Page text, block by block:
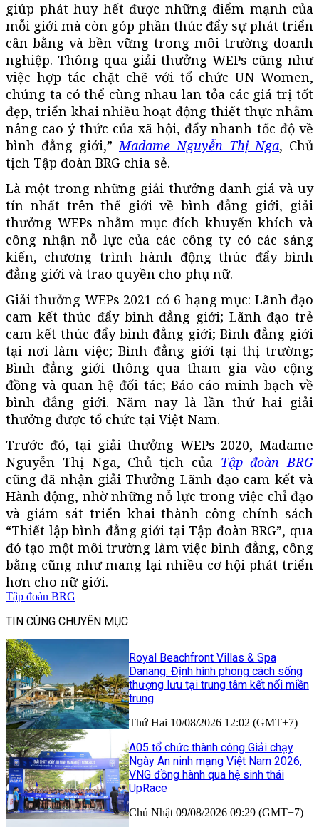
giúp phát huy hết được những điểm mạnh của
mỗi giới mà còn góp phần thúc đẩy sự phát triển
cân bằng và bền vững trong môi trường doanh
nghiệp. Thông qua giải thưởng WEPs cũng như
việc hợp tác chặt chẽ với tổ chức UN Women,
chúng ta có thể cùng nhau lan tỏa các giá trị tốt
đẹp, triển khai nhiều hoạt động thiết thực nhằm
nâng cao ý thức của xã hội, đẩy nhanh tốc độ về
bình đẳng giới,”Madame Nguyễn Thị Nga, Chủ
tịch Tập đoàn BRG chia sẻ.
Là một trong những giải thưởng danh giá và uy
tín nhất trên thế giới về bình đẳng giới, giải
thưởng WEPs nhằm mục đích khuyến khích và
công nhận nỗ lực của các công ty có các sáng
kiến, chương trình hành động thúc đẩy bình
đẳng giới và trao quyền cho phụ nữ.
Giải thưởng WEPs 2021 có 6 hạng mục: Lãnh đạo
cam kết thúc đẩy bình đẳng giới; Lãnh đạo trẻ
cam kết thúc đẩy bình đẳng giới; Bình đẳng giới
tại nơi làm việc; Bình đẳng giới tại thị trường;
Bình đẳng giới thông qua tham gia vào cộng
đồng và quan hệ đối tác; Báo cáo minh bạch về
bình đẳng giới. Năm nay là lần thứ hai giải
thưởng được tổ chức tại Việt Nam.
Trước đó, tại giải thưởng WEPs 2020, Madame
Nguyễn Thị Nga, Chủ tịch của Tập đoàn BRG
cũng đã nhận giải Thưởng Lãnh đạo cam kết và
Hành động, nhờ những nỗ lực trong việc chỉ đạo
và giám sát triển khai thành công chính sách
“Thiết lập bình đẳng giới tại Tập đoàn BRG”, qua
đó tạo một môi trường làm việc bình đẳng, công
bằng cũng như mang lại nhiều cơ hội phát triển
hơn cho nữ giới.
Tập đoàn BRG
TIN CÙNG CHUYÊN MỤC
Royal Beachfront Villas & Spa
Danang: Định hình phong cách sống
thượng lưu tại trung tâm kết nối miền
trung
Thứ Hai 10/08/2026 12:02 (GMT+7)
A05 tổ chức thành công Giải chạy
Ngày An ninh mạng Việt Nam 2026,
VNG đồng hành qua hệ sinh thái
UpRace
Chủ Nhật 09/08/2026 09:29 (GMT+7)